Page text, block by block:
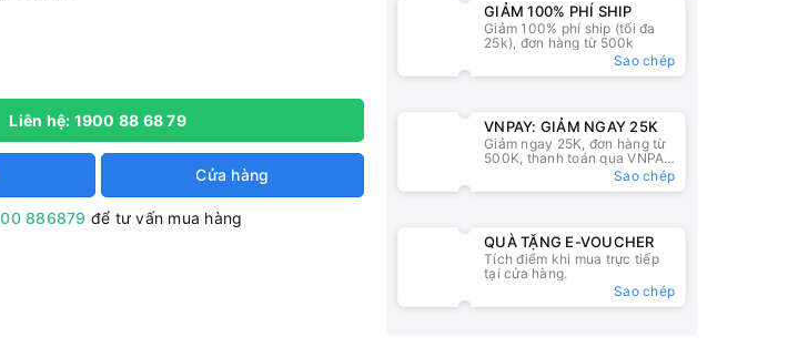
Liên hệ: 1900 88 68 79
Cửa hàng
886879 để tư vấn mua hàng
GIẢM 100% PHÍ SHIP
Giảm 100% phí ship (tối đa
25k), đơn hàng từ 500k
Sao chép
VNPAY: GIẢM NGAY 25K
Giảm ngay 25K, đơn hàng từ
500K, thanh toán qua VNPAY
Sao chép
QUÀ TẶNG E-VOUCHER
Tích điểm khi mua trực tiếp
tại cửa hàng.
Sao chép